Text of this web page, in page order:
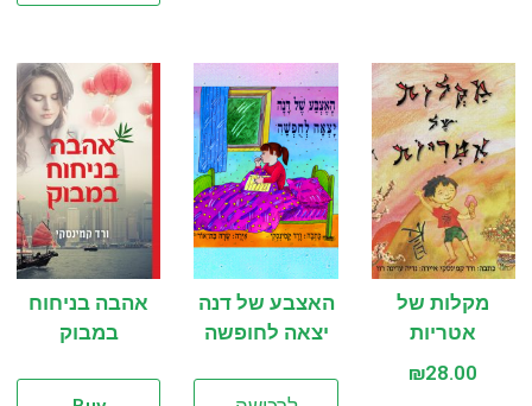
מקלות של
אטריות
₪28.00
האצבע של דנה
יצאה לחופשה
אהבה בניחוח
במבוק